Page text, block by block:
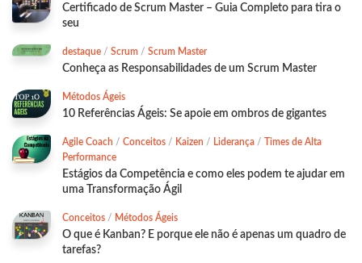
Certificado de Scrum Master – Guia Completo para tira o
seu
destaque / Scrum / Scrum Master
Conheça as Responsabilidades de um Scrum Master
Métodos Ágeis
10 Referências Ágeis: Se apoie em ombros de gigantes
Agile Coach / Conceitos / Kaizen / Liderança / Times de Alta
Performance
Estágios da Competência e como eles podem te ajudar em
uma Transformação Ágil
Conceitos / Métodos Ágeis
O que é Kanban? E porque ele não é apenas um quadro de
tarefas?